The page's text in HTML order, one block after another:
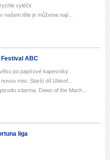
vyléčit
těle je můžeme nají...
Festival ABC
po papírové kapesníky
misi. Starší díl Ubisof...
zdarma. Dawn of the Mach...
liga